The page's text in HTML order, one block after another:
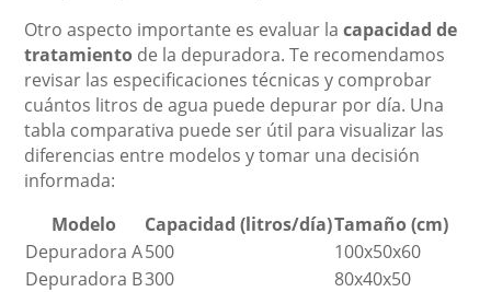
Otro aspecto importante es evaluar lacapacidad de
tratamiento de la depuradora. Te recomendamos
revisar las especificaciones técnicas y comprobar
cuántos litros de agua puede depurar por día. Una
tabla comparativa puede ser útil para visualizar las
diferencias entre modelos y tomar una decisión
informada:
Modelo
Capacidad (litros/día)Tamaño (cm)
Depuradora A500
100x50x60
Depuradora B300
80x40x50